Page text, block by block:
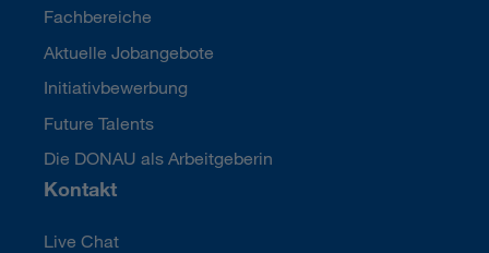
Fachbereiche
Aktuelle Jobangebote
Initiativbewerbung
Future Talents
Die DONAU als Arbeitgeberin
Kontakt
Live Chat